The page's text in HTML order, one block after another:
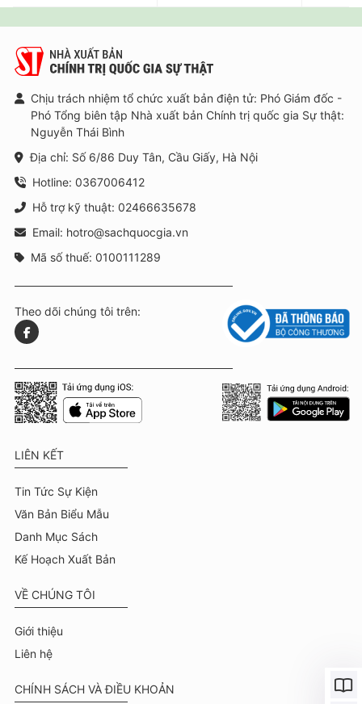
Chịu trách nhiệm tổ chức xuất bản điện tử: Phó Giám đốc -
Phó Tổng biên tập Nhà xuất bản Chính trị quốc gia Sự thật:
Nguyễn Thái Bình
Địa chỉ: Số 6/86 Duy Tân, Cầu Giấy, Hà Nội
Hotline: 0367006412
Hỗ trợ kỹ thuật: 02466635678
Email: hotro@sachquocgia.vn
Mã số thuế: 0100111289
Theo dõi chúng tôi trên:
LIÊN KẾT
Tin Tức Sự Kiện
Văn Bản Biểu Mẫu
Danh Mục Sách
Kế Hoạch Xuất Bản
VỀ CHÚNG TÔI
Giới thiệu
Liên hệ
CHÍNH SÁCH VÀ ĐIỀU KHOẢN